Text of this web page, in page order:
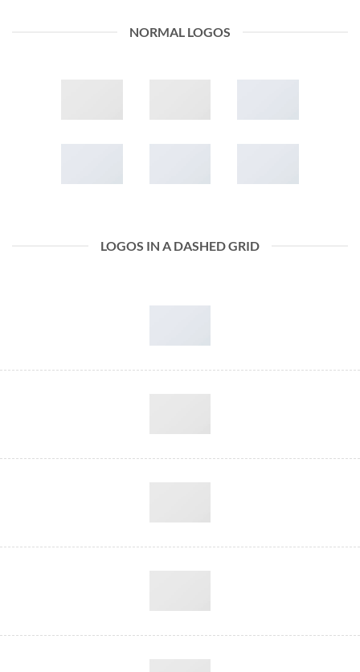
NORMAL LOGOS
LOGOS IN A DASHED GRID